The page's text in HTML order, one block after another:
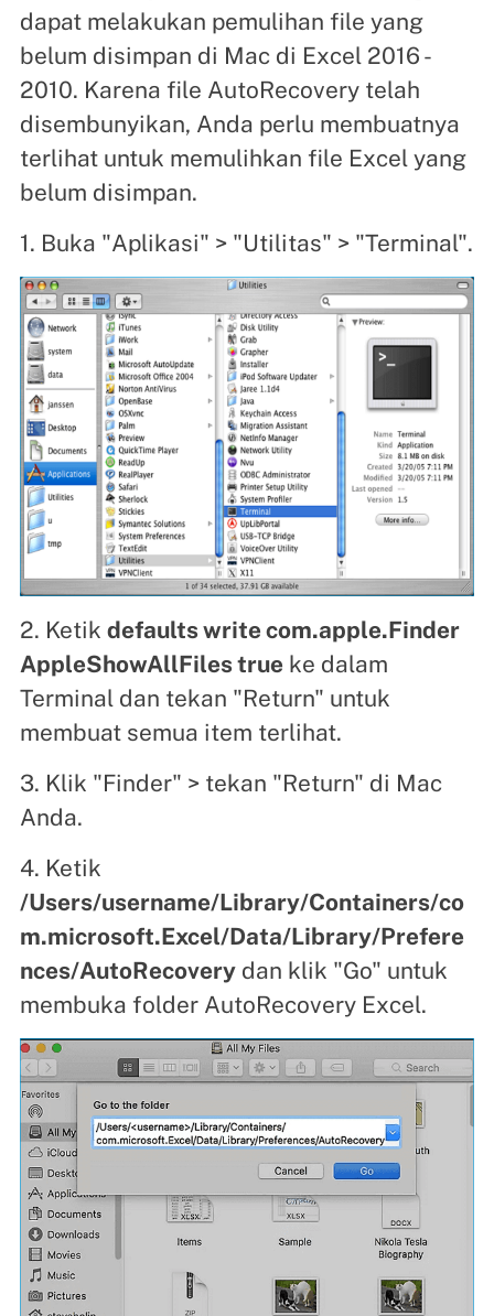
dapat melakukan pemulihan file yang
belum disimpan di Mac di Excel 2016 -
2010. Karena file AutoRecovery telah
disembunyikan, Anda perlu membuatnya
terlihat untuk memulihkan file Excel yang
belum disimpan.
1. Buka "Aplikasi" > "Utilitas" > "Terminal".
2. Ketik defaults write com.apple.Finder
AppleShowAllFiles true ke dalam
Terminal dan tekan "Return" untuk
membuat semua item terlihat.
3. Klik "Finder" > tekan "Return" di Mac
Anda.
4. Ketik
/Users/username/Library/Containers/co
m.microsoft.Excel/Data/Library/Prefere
nces/AutoRecoverydan klik "Go" untuk
membuka folder AutoRecovery Excel.